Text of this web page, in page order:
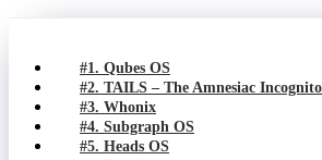
#1. Qubes OS
#2. TAILS – The Amnesiac
#3. Whonix
#4. Subgraph OS
#5. Heads OS